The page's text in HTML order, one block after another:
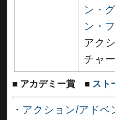
ン・
ン・
アク
チャー
■ アカデミー賞 ■ スト
・ アクション/アドベ